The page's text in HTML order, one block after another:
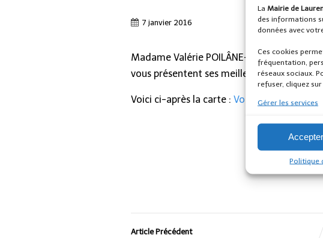
La Mairie de
des informations
données avec
Ces cookies
fréquentation,
réseaux sociaux.
refuser, cliquez
Gérer les services
Accepter
Politique
7 janvier 2016
Madame Valérie POILÂNE-TABART, Maire
vous présentent ses meilleurs vœux pour
Voici ci-après la carte : Voeux 2016 Maire
Article Précédent